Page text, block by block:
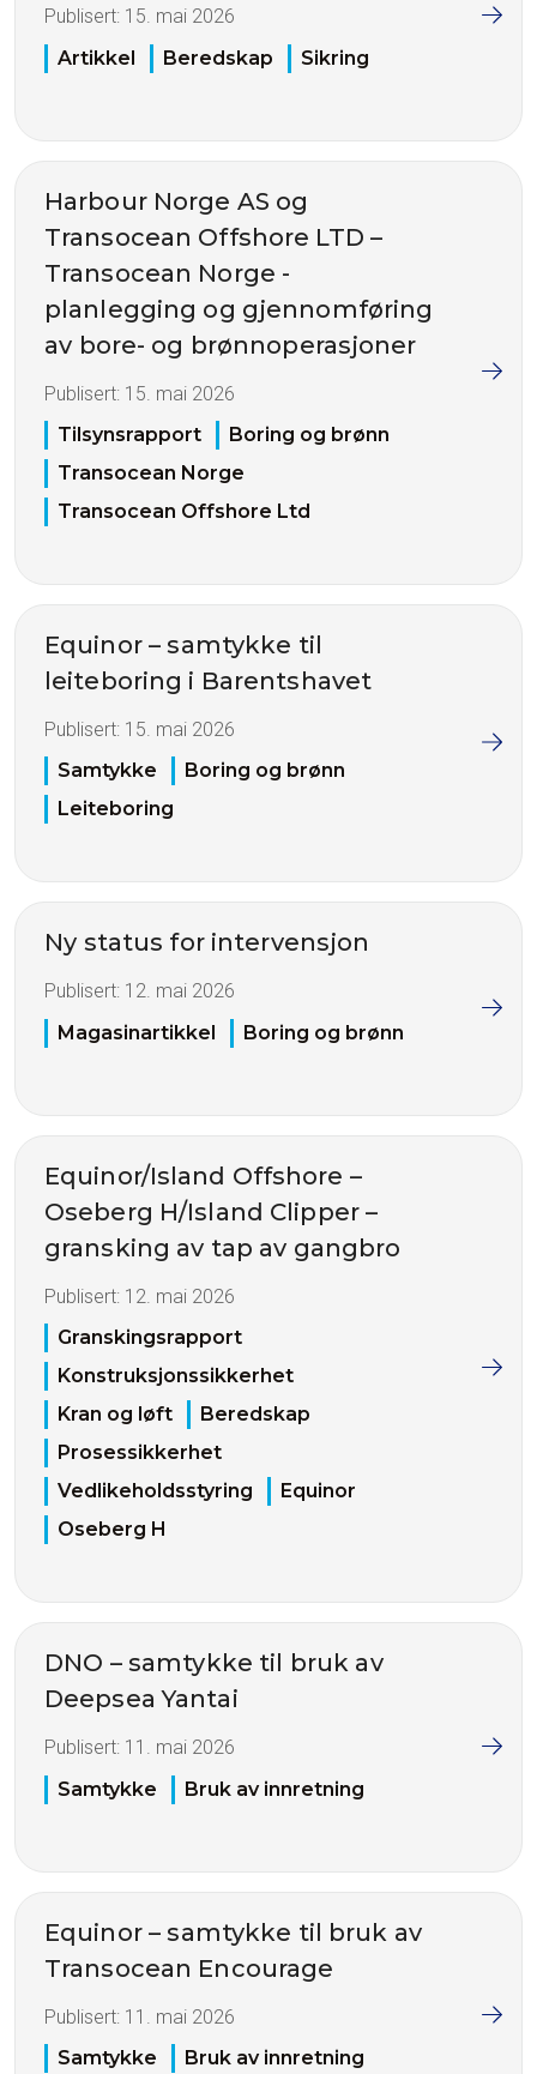
Publisert: 15. mai 2026
Artikkel
Beredskap Sikring
Harbour Norge AS og
Transocean Offshore LTD –
Transocean Norge -
planlegging og gjennomføring
av bore- og brønnoperasjoner
Publisert: 15. mai 2026
Tilsynsrapport
Boring og brønn
Transocean Norge
Transocean Offshore Ltd
Equinor – samtykke til
leiteboring i Barentshavet
Publisert: 15. mai 2026
Samtykke
Boring og brønn
Leiteboring
Ny status for intervensjon
Publisert: 12. mai 2026
Magasinartikkel
Boring og brønn
Equinor/Island Offshore –
Oseberg H/Island Clipper –
gransking av tap av gangbro
Publisert: 12. mai 2026
Granskingsrapport
Konstruksjonssikkerhet
Kran og løft
Beredskap
Prosessikkerhet
Vedlikeholdsstyring
Equinor
Oseberg H
DNO – samtykke til bruk av
Deepsea Yantai
Publisert: 11. mai 2026
Samtykke
Bruk av innretning
Equinor – samtykke til bruk av
Transocean Encourage
Publisert: 11. mai 2026
Samtykke
Bruk av innretning